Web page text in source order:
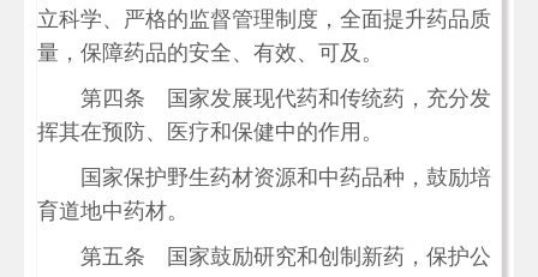
立科学、严格的监督管理制度，全面提升药品质
量，保障药品的安全、有效、可及。
第四条 国家发展现代药和传统药，充分发
挥其在预防、医疗和保健中的作用。
国家保护野生药材资源和中药品种，鼓励培
育道地中药材。
第五条 国家鼓励研究和创制新药，保护公